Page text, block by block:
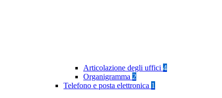
Articolazione degli uffici 4
Organigramma 2
Telefono e posta elettronica 1